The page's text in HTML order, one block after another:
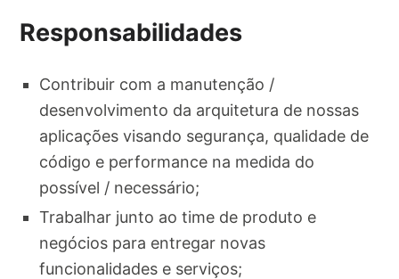
Responsabilidades
Contribuir com a manutenção /
desenvolvimento da arquitetura de nossas
aplicações visando segurança, qualidade de
código e performance na medida do
possível / necessário;
Trabalhar junto ao time de produto e
negócios para entregar novas
funcionalidades e serviços;